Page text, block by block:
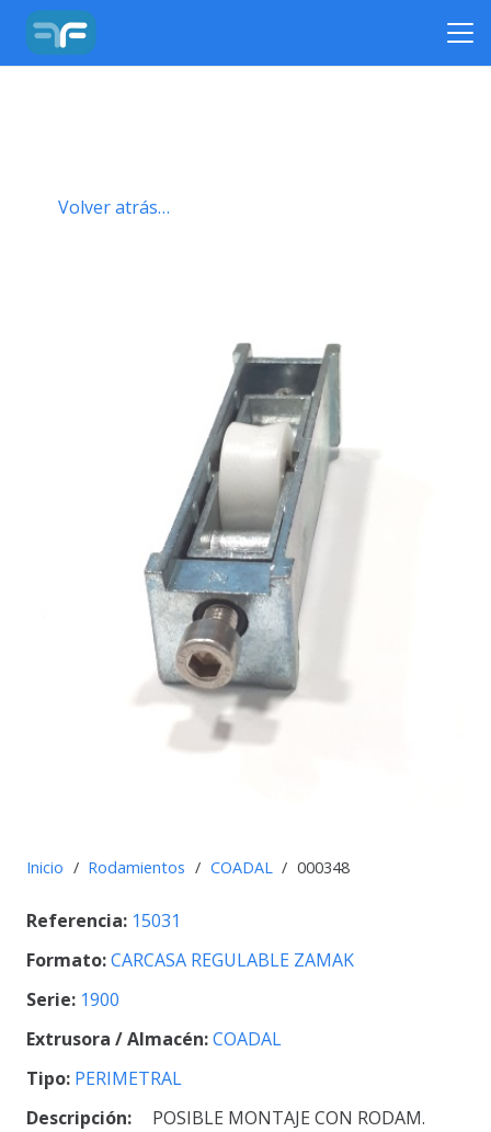
Volver atrás…
Inicio / Rodamientos / COADAL / 000348
Referencia: 15031
Formato:CARCASA REGULABLE ZAMAK
Serie: 1900
Extrusora / Almacén:COADAL
Tipo: PERIMETRAL
Descripción:
POSIBLE MONTAJE CON RODAM.